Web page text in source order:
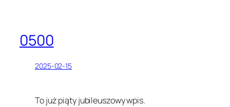
0500
2025-02-15
To już piąty jubileuszowy wpis.